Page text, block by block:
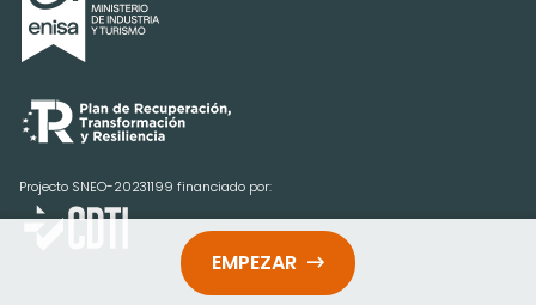
EMPEZAR
Projecto SNEO-20231199 financiado por: